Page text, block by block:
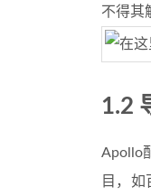
不得其
1.2
Apollo
目，如